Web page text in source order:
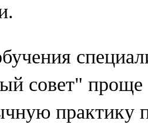
совет" проще
практику